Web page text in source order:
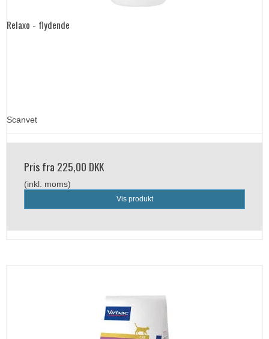
Relaxo - flydende
Scanvet
Pris fra 225,00 DKK
(inkl. moms)
Vis produkt